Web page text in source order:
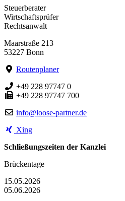
Steuerberater
Wirtschaftsprüfer
Rechtsanwalt
Maarstraße 213
53227 Bonn
Routenplaner
+49 228 97747 0
+49 228 97747 700
info@loose-partner.de
Xing
Schließungszeiten der Kanzlei
Brückentage
15.05.2026
05.06.2026